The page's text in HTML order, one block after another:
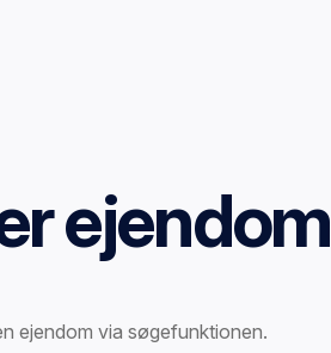
ejendom
ejendom via søgefunktionen.